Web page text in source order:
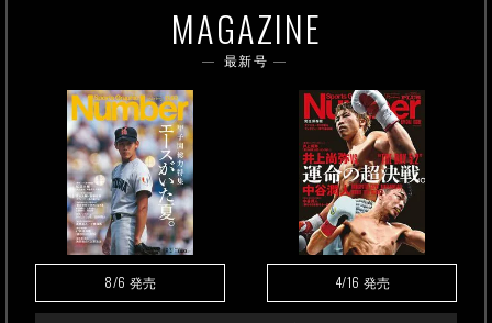
MAGAZINE
最新号
8/6 発売 4/16 発売